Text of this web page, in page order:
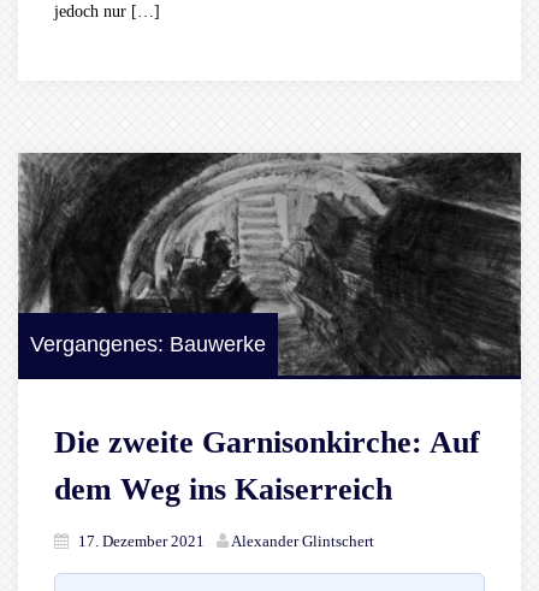
jedoch nur […]
Vergangenes: Bauwerke
Die zweite Garnisonkirche: Auf
dem Weg ins Kaiserreich
17. Dezember 2021 Alexander Glintschert